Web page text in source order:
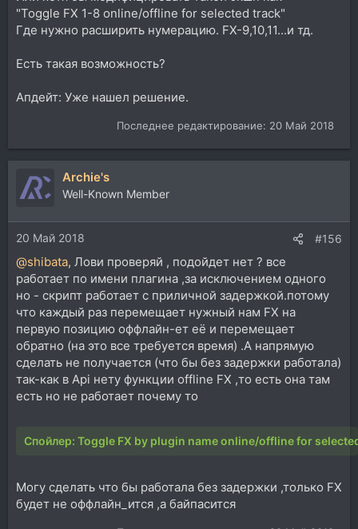
"Toggle FX 1-8 online/offline for selected track"
Где нужно расширить нумерацию. FX-9,10,11...и тд.
Есть такая возможность?
Апдейт: Уже нашел решение.
Последнее редактирование: 20 Май 2018
Archie's
Well-Known Member
20 Май 2018 #156
@shibata, Лови проверяй , подойдет нет ? все
работает по имени плагина ,за исключением одного
но - скрипт работает с приличной задержкой.потому
что каждый раз перемещает нужный нам FX на
первую позицию оффлайн-ет её и перемещает
обратно (на это все требуется время) .А напрямую
сделать не получается (что бы без задержки работала)
так-как в Api нету функции offline FX ,то есть она там
есть но не работает почему то
Спойлер: Toggle FX by plugin name online/offline for
Могу сделать что бы работала без задержки ,только FX
будет не оффлайн_ится ,а байпасится